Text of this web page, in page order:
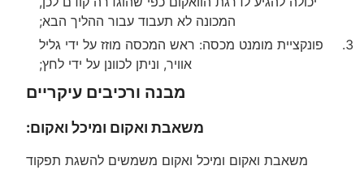
המכונה לא תעבוד עבור ההליך הבא;
פונקציית מומנט מכסה: ראש המכסה מוזז על ידי גליל
אוויר, וניתן לכוונן על ידי לחץ;
מבנה ורכיבים עיקריים
משאבת ואקום ומיכל ואקום:
משאבת ואקום ומיכל ואקום משמשים להשגת תפקוד